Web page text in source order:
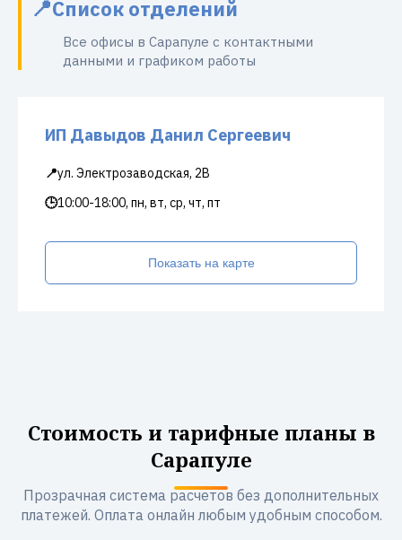
Список отделений
Все офисы в Сарапуле с контактными
данными и графиком работы
ИП Давыдов Данил Сергеевич
📍ул. Электрозаводская, 2В
🕒10:00-18:00, пн, вт, ср, чт, пт
Показать на карте
Стоимость и тарифные планы в
Сарапуле
Прозрачная система расчетов без дополнительных
платежей. Оплата онлайн любым удобным способом.